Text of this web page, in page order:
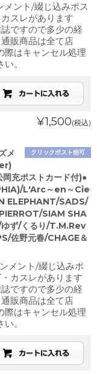
ント/綴じ込みポス
スレがあります
ですので多少の経
販商品は全て店
際はキャンセル処理
。
¥1,500(税込)
クリックポスト他可
メ
充ポストカード付)●
L'Arc～en～Cie
ELEPHANT/SADS/
SIAM SHA
ず/くるり/T.M.Rev
佐野元春/CHAGE＆
メント/綴じ込みポ
カスレがあります
ですので多少の経
販商品は全て店
際はキャンセル処理
。